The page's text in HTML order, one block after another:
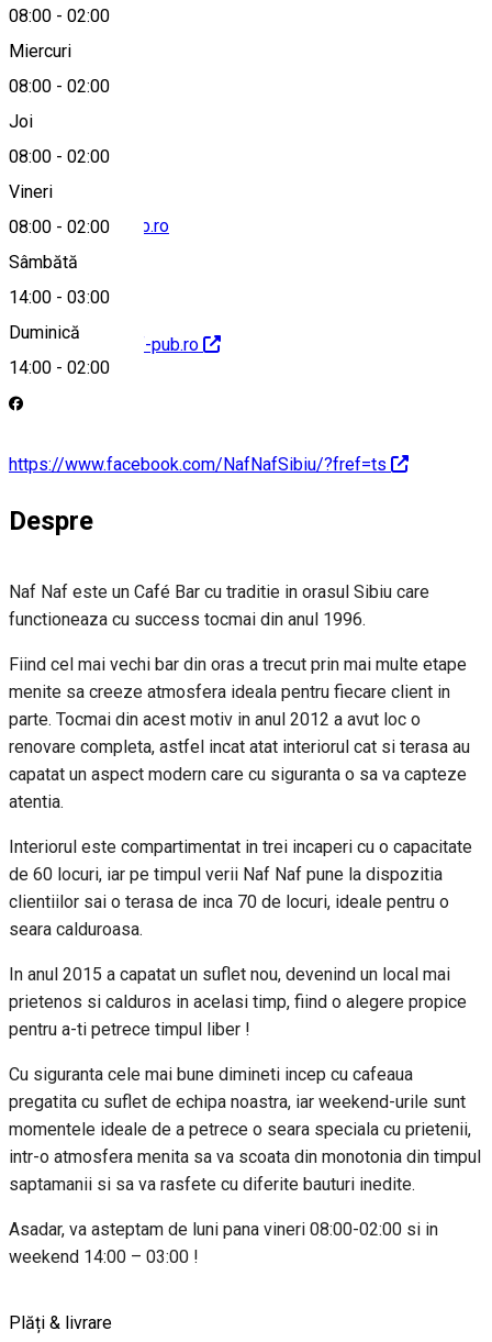
08:00 - 02:00
Miercuri
08:00 - 02:00
Joi
08:00 - 02:00
Vineri
08:00 - 02:00
Sâmbătă
14:00 - 03:00
Duminică
14:00 - 02:00
office@nafnaf-pub.ro
http://www.nafnaf-pub.ro
https://www.facebook.com/NafNafSibiu/?fref=ts
Despre
Naf Naf este un Café Bar cu traditie in orasul Sibiu care
functioneaza cu success tocmai din anul 1996.
Fiind cel mai vechi bar din oras a trecut prin mai multe etape
menite sa creeze atmosfera ideala pentru fiecare client in
parte. Tocmai din acest motiv in anul 2012 a avut loc o
renovare completa, astfel incat atat interiorul cat si terasa au
capatat un aspect modern care cu siguranta o sa va capteze
atentia.
Interiorul este compartimentat in trei incaperi cu o capacitate
de 60 locuri, iar pe timpul verii Naf Naf pune la dispozitia
clientiilor sai o terasa de inca 70 de locuri, ideale pentru o
seara calduroasa.
In anul 2015 a capatat un suflet nou, devenind un local mai
prietenos si calduros in acelasi timp, fiind o alegere propice
pentru a-ti petrece timpul liber !
Cu siguranta cele mai bune dimineti incep cu cafeaua
pregatita cu suflet de echipa noastra, iar weekend-urile sunt
momentele ideale de a petrece o seara speciala cu prietenii,
intr-o atmosfera menita sa va scoata din monotonia din timpul
saptamanii si sa va rasfete cu diferite bauturi inedite.
Asadar, va asteptam de luni pana vineri 08:00-02:00 si in
weekend 14:00 – 03:00 !
Plăți & livrare